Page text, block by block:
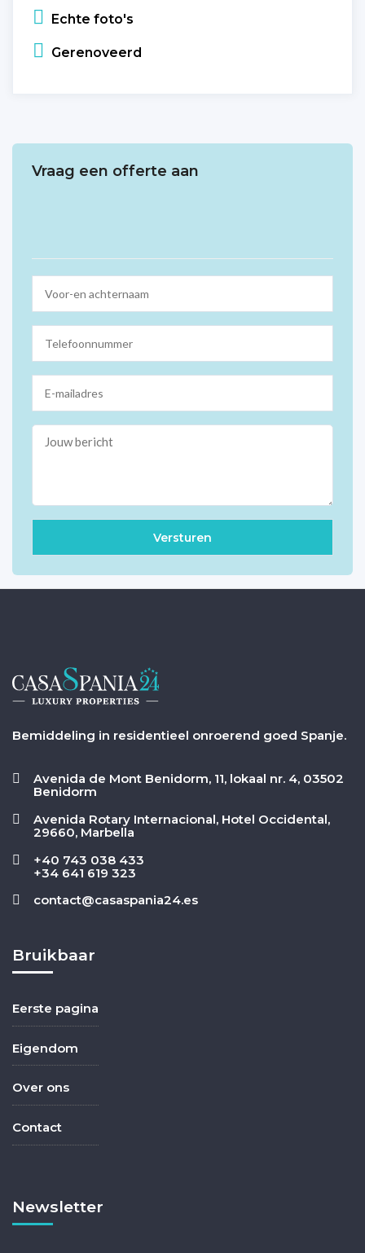
Echte foto's
Gerenoveerd
Vraag een offerte aan
Bemiddeling in residentieel onroerend goed Spanje.
Avenida de Mont Benidorm, 11, lokaal nr. 4, 03502
Benidorm
Avenida Rotary Internacional, Hotel Occidental,
29660, Marbella
+40 743 038 433
+34 641 619 323
contact@casaspania24.es
Bruikbaar
Eerste pagina
Eigendom
Over ons
Contact
Newsletter